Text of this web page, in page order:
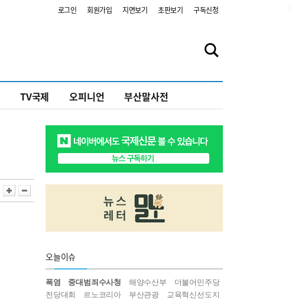
로그인 회원가입 지면보기 초판보기 구독신청
TV국제 오피니언 부산말사전
오늘이슈
폭염 중대범죄수사청 해양수산부
더불어민주당
전당대회
르노코리아 부산관광
교육혁신선도지